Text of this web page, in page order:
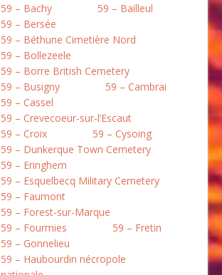
59 – Bachy
59 – Bailleul
59 – Bersée
59 – Béthune Cimetière Nord
59 – Bollezeele
59 – Borre British Cemetery
59 – Busigny
59 – Cambrai
59 – Cassel
59 – Crevecoeur-sur-l’Escaut
59 – Croix
59 – Cysoing
59 – Dunkerque Town Cemetery
59 – Eringhem
59 – Esquelbecq Military Cemetery
59 – Faumont
59 – Forest-sur-Marque
59 – Fourmies
59 – Fretin
59 – Gonnelieu
59 – Haubourdin nécropole